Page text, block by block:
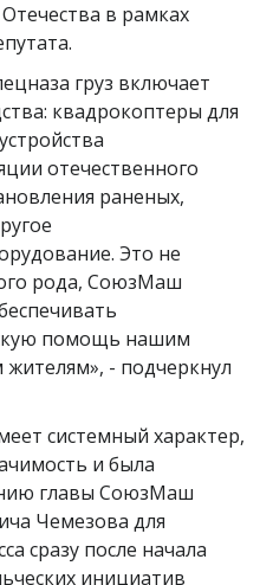
в рамках
груз включает
квадрокоптеры для
отечественного
раненых,
Это не
рода, СоюзМаш
помощь нашим
- подчеркнул
системный характер,
и была
главы СоюзМаш
Чемезова для
сразу после начала
инициатив